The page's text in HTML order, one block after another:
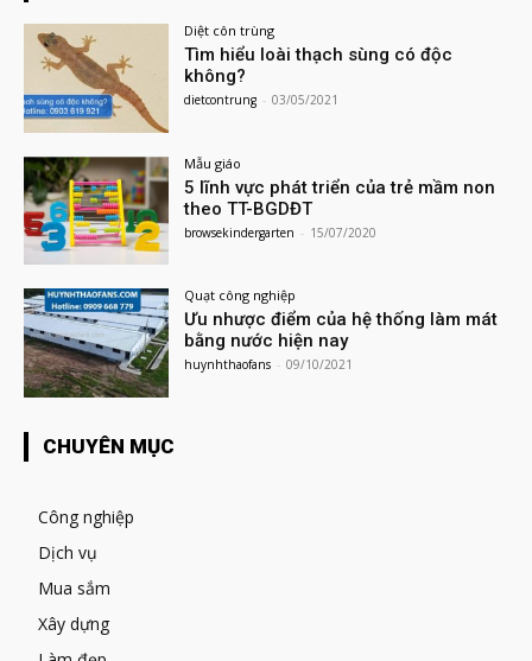
Diệt côn trùng
Tìm hiểu loài thạch sùng có độc
không?
dietcontrung - 03/05/2021
Mẫu giáo
5 lĩnh vực phát triển của trẻ mầm non
theo TT-BGDĐT
browsekindergarten - 15/07/2020
Quạt công nghiệp
Ưu nhược điểm của hệ thống làm mát
bằng nước hiện nay
huynhthaofans - 09/10/2021
CHUYÊN MỤC
Công nghiệp
Dịch vụ
Mua sắm
Xây dựng